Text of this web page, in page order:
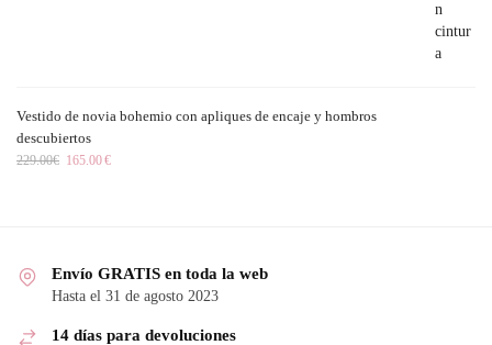
Vestido de novia bohemio con apliques de encaje y hombros
descubiertos
229.00€ 165.00€
Envío GRATIS en toda la web
Hasta el 31 de agosto 2023
14 días para devoluciones